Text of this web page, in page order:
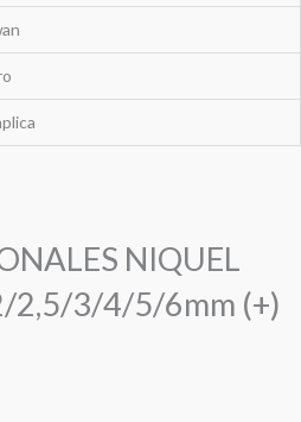
NIQUEL
2,5/3/4/5/6mm (+)